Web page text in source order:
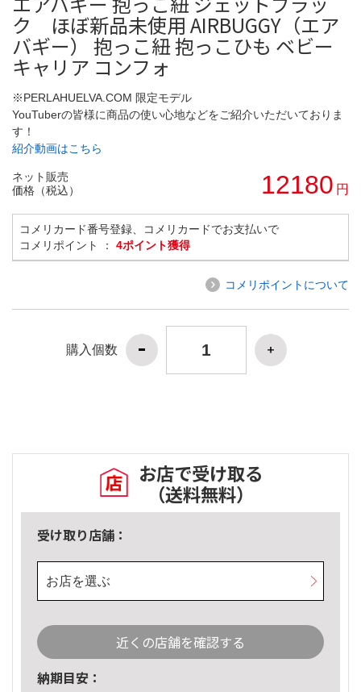
ク ほぼ新品未使用 AIRBUGGY（エア
バギー） 抱っこ紐 抱っこひも ベビー
キャリア コンフォ
※PERLAHUELVA.COM 限定モデル
YouTuberの皆様に商品の使い心地などをご紹介いただいておりま
す！
紹介動画はこちら
ネット販売
価格（税込）
12180 円
コメリカード番号登録、コメリカードでお支払いで
コメリポイント ： 4ポイント獲得
コメリポイントについて
購入個数
お店で受け取る
（送料無料）
受け取り店舗：
お店を選ぶ
近くの店舗を確認する
納期目安：